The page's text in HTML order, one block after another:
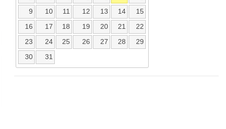
9
10 11 12 13 14
15
16
17 18 19 20 21
22
23
24 25 26 27 28
29
30
31